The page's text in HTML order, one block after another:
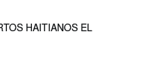
HAITIANOS EL